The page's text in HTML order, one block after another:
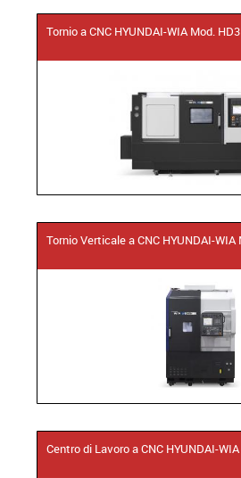
Tornio a CNC HYUNDAI-WIA Mod.
Tornio Verticale a CNC HYUNDAI-
Centro di Lavoro a CNC HYUNDAI-